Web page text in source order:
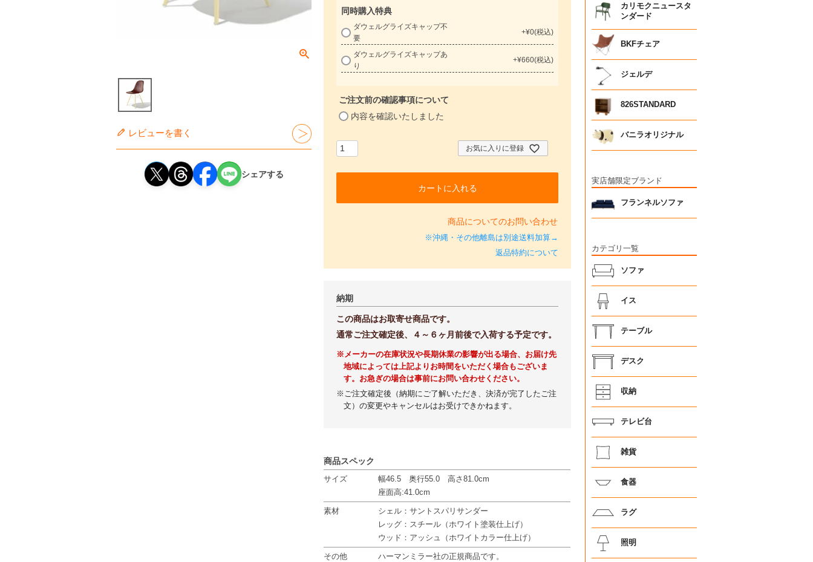
レビューを書く
シェアする
同時購入特典
必
ダウェルグライズキャップ不
要
+¥0 税込
ダウェルグライズキャップあ
り
+¥660 税込
ご注文前の確認事項について
内容を確認いたしました
お気に入りに登録
カートに入れる
商品についてのお問い合わせ
※沖縄・その他離島は別途送料加算→
返品特約について
納期
この商品はお取寄せ商品です。
通常ご注文確定後、４～６ヶ月前後で入荷する予定です。
※メーカーの在庫状況や長期休業の影響が出る場合、お届け先
地域によっては上記よりお時間をいただく場合もございま
す。お急ぎの場合は事前にお問い合わせください。
※ご注文確定後（納期にご了解いただき、決済が完了したご注
文）の変更やキャンセルはお受けできかねます。
商品スペック
サイズ
幅46.5 奥行55.0 高さ81.0cm
座面高:41.0cm
素材
シェル：サントスパリサンダー
レッグ：スチール（ホワイト塗装仕上げ）
ウッド：アッシュ（ホワイトカラー仕上げ）
その他
ハーマンミラー社の正規商品です。
カリモクニュースタ
ンダード
BKFチェア
ジェルデ
826STANDARD
バニラオリジナル
実店舗限定ブランド
フランネルソファ
カテゴリ一覧
ソファ
イス
テーブル
デスク
収納
テレビ台
雑貨
食器
ラグ
照明